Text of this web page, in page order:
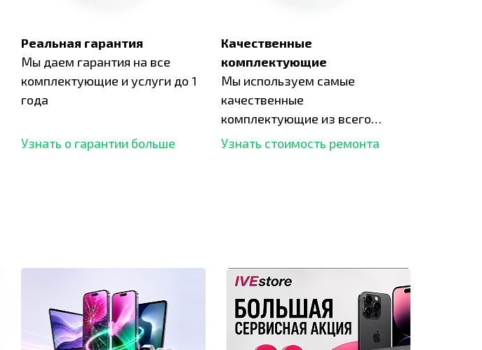
Реальная гарантия
Мы даем гарантия на все
комплектующие и услуги до 1
года
Узнать о гарантии больше
Качественные
комплектующие
Мы используем самые
качественные
комплектующие из всего
рынка и используем самое
Узнать стоимость ремонта